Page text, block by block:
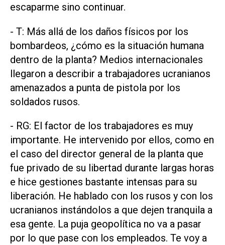
escaparme sino continuar.
- T: Más allá de los daños físicos por los
bombardeos, ¿cómo es la situación humana
dentro de la planta? Medios internacionales
llegaron a describir a trabajadores ucranianos
amenazados a punta de pistola por los
soldados rusos.
- RG: El factor de los trabajadores es muy
importante. He intervenido por ellos, como en
el caso del director general de la planta que
fue privado de su libertad durante largas horas
e hice gestiones bastante intensas para su
liberación. He hablado con los rusos y con los
ucranianos instándolos a que dejen tranquila a
esa gente. La puja geopolítica no va a pasar
por lo que pase con los empleados. Te voy a